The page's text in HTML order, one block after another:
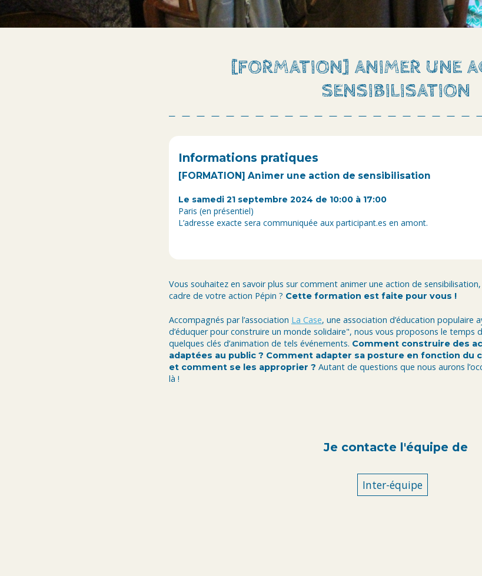
[FORMATION] ANIMER UNE
SENSIBILISATION
Informations pratiques
[FORMATION] Animer une action de sensibilisation
Le samedi 21 septembre 2024 de 10:00 à 17:00
Paris (en présentiel)
L’adresse exacte sera communiquée aux participant.es en amont.
Vous souhaitez en savoir plus sur comment animer une action de
cadre de votre action Pépin ? Cette formation est faite pour vous !
Accompagnés par l’association La Case, une association d’éducation populaire
d’éduquer pour construire un monde solidaire", nous vous proposons le temps
quelques clés d’animation de tels événements. Comment construire des
adaptées au public ? Comment adapter sa posture en fonction du
et comment se les approprier ? Autant de questions que nous aurons
là !
Je contacte l'équipe de
Inter-équipe